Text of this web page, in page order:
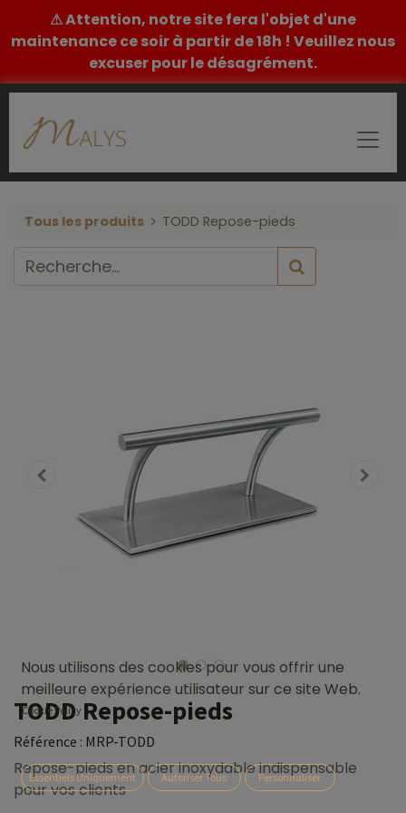
⚠ Attention, notre site fera l'objet d'une
maintenance ce soir à partir de 18h ! Veuillez nous
excuser pour le désagrément.
Tous les produits TODD Repose-pieds
TODD Repose-pieds
Référence : MRP-TODD
Repose-pieds en acier inoxydable indispensable
pour vos clients
Nous utilisons des cookies pour vous offrir une
meilleure expérience utilisateur sur ce site Web.
Cookie Policy
Essentiels Uniquement Autoriser Tous Personnaliser